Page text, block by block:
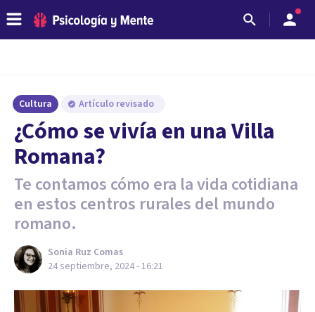
Cultura Artículo revisado
¿Cómo se vivía en una Villa
Romana?
Te contamos cómo era la vida cotidiana
en estos centros rurales del mundo
romano.
Sonia Ruz Comas
24 septiembre, 2024 - 16:21